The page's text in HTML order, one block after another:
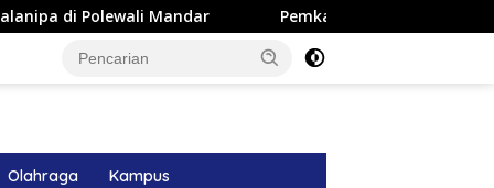
Pemkab Majene Terapkan Sistem Payroll
Olahraga Kampus